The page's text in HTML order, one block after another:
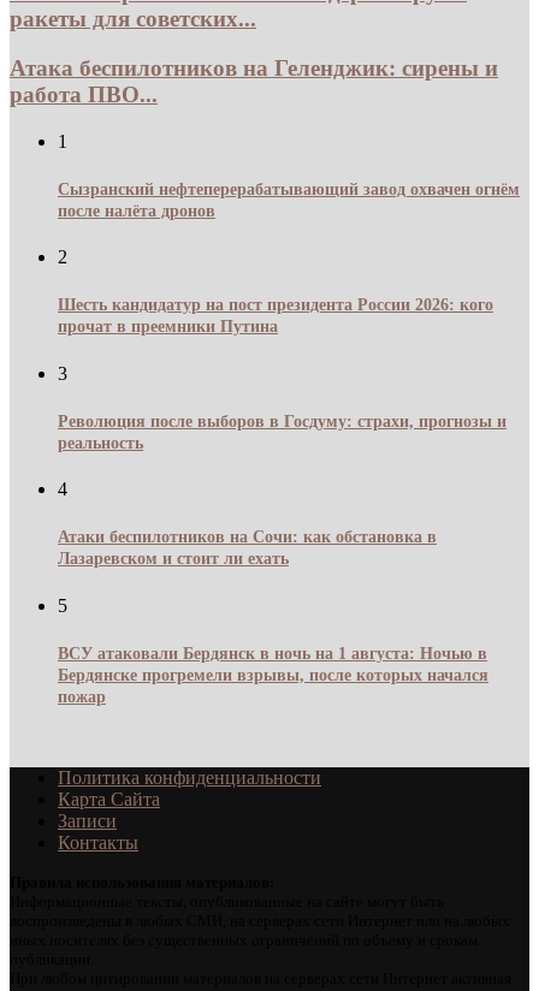
ракеты для советских...
Атака беспилотников на Геленджик: сирены и
работа ПВО...
1
Сызранский нефтеперерабатывающий завод охвачен огнём
после налёта дронов
2
Шесть кандидатур на пост президента России 2026: кого
прочат в преемники Путина
3
Революция после выборов в Госдуму: страхи, прогнозы и
реальность
4
Атаки беспилотников на Сочи: как обстановка в
Лазаревском и стоит ли ехать
5
ВСУ атаковали Бердянск в ночь на 1 августа: Ночью в
Бердянске прогремели взрывы, после которых начался
пожар
Политика конфиденциальности
Карта Сайта
Записи
Контакты